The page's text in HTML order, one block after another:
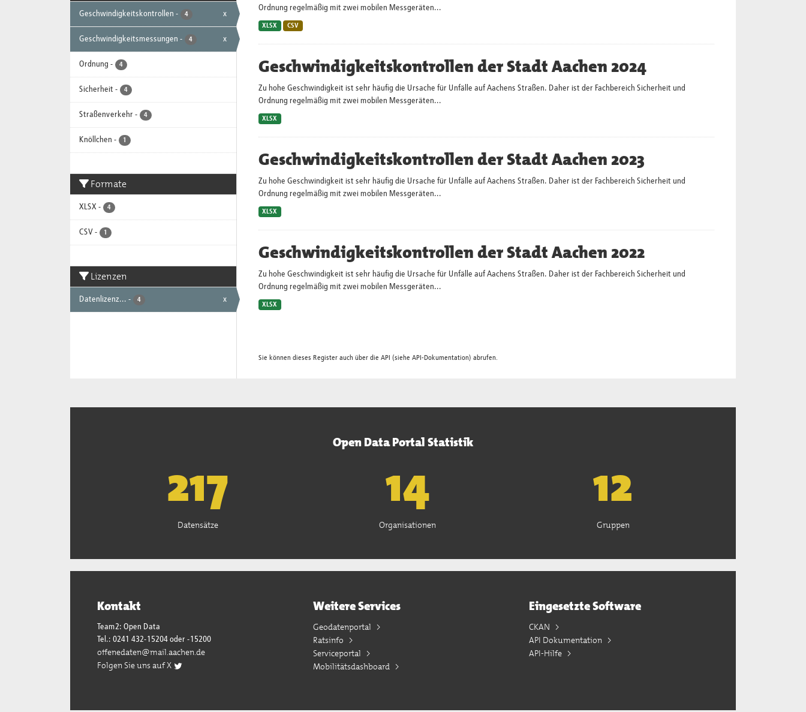
Geschwindigkeitskontrollen - 4 x
Geschwindigkeitsmessungen - 4 x
Ordnung - 4
Sicherheit - 4
Straßenverkehr - 4
Knöllchen - 1
Formate
XLSX - 4
CSV - 1
Lizenzen
Datenlizenz... - 4 x
Ordnung regelmäßig mit zwei mobilen Messgeräten...
XLSX CSV
Geschwindigkeitskontrollen der Stadt Aachen 2024
Zu hohe Geschwindigkeit ist sehr häufig die Ursache für Unfälle auf Aachens Straßen. Daher ist der Fachbereich Sicherheit und
Ordnung regelmäßig mit zwei mobilen Messgeräten...
XLSX
Geschwindigkeitskontrollen der Stadt Aachen 2023
Zu hohe Geschwindigkeit ist sehr häufig die Ursache für Unfälle auf Aachens Straßen. Daher ist der Fachbereich Sicherheit und
Ordnung regelmäßig mit zwei mobilen Messgeräten...
XLSX
Geschwindigkeitskontrollen der Stadt Aachen 2022
Zu hohe Geschwindigkeit ist sehr häufig die Ursache für Unfälle auf Aachens Straßen. Daher ist der Fachbereich Sicherheit und
Ordnung regelmäßig mit zwei mobilen Messgeräten...
XLSX
Sie können dieses Register auch über die API (siehe API-Dokumentation) abrufen.
Open Data Portal Statistik
220
Datensätze
15
Organisationen
13
Gruppen
Kontakt
Team2: Open Data
Tel.: 0241 432-15204 oder -15200
offenedaten@mail.aachen.de
Folgen Sie uns auf X
Weitere Services
Geodatenportal
Ratsinfo
Serviceportal
Mobilitätsdashboard
Eingesetzte Software
CKAN
API Dokumentation
API-Hilfe